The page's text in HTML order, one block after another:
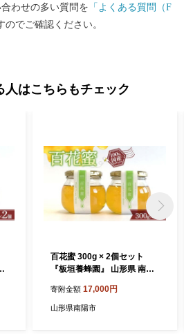
わせの多い質問を 「よくある質問（F
でご確認ください。
人はこちらもチェック
百花蜜 300g × 2個セット
『板垣養蜂園』 山形県 南陽
寄附金額 17,000円
山形県南陽市